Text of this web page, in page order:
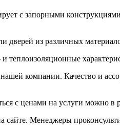
с запорными
дверей из различных
компании. Качество и
с ценами на услуги можно в
сайте. Менеджеры